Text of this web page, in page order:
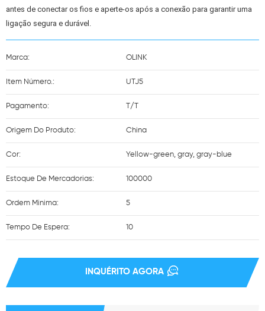
antes de conectar os fios e aperte-os após a conexão para garantir uma
Marca: OLINK
Item Número.: UTJ5
Pagamento: T/T
Origem Do Produto: China
Cor: Yellow-green, gray, gray-blue
Estoque De Mercadorias: 100000
Ordem Minima: 5
Tempo De Espera: 10
INQUÉRITO AGORA